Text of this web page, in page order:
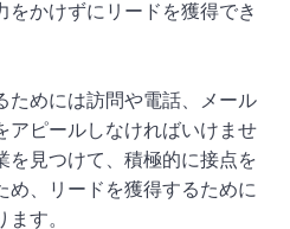
をかけずにリードを獲得でき
ためには訪問や電話、メール
アピールしなければいけませ
を見つけて、積極的に接点を
め、リードを獲得するために
す。